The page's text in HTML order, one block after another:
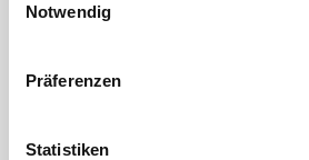
Notwendig
Präferenzen
Statistiken